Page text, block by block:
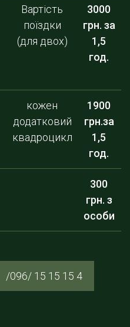
Вартість
поїздки
(для двох)
3000
грн. за
1,5
год.
кожен
додатковий
квадроцикл
1900
грн.за
1,5
год.
300
грн. з
особи
/096/ 15 15 15 4